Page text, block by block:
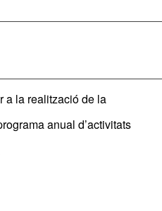
a la realització de la
anual d’activitats